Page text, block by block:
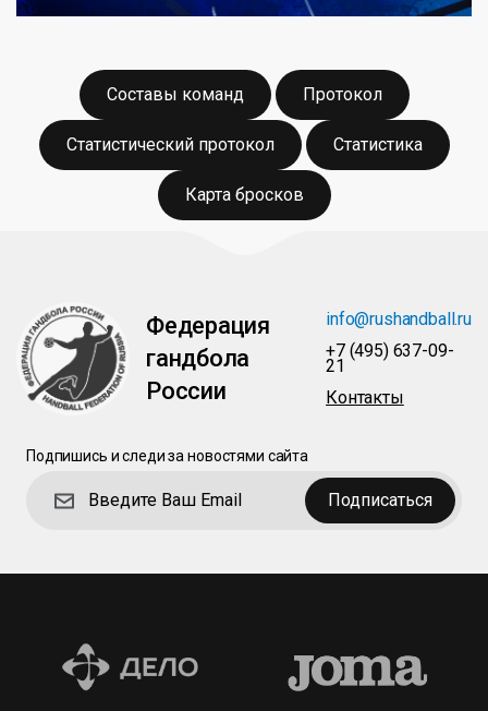
Составы команд Протокол
Статистический протокол Статистика
Карта бросков
Федерация
гандбола
России
info@rushandball.ru
+7 (495) 637-09-
21
Контакты
Подпишись и следи за новостями сайта
Подписаться